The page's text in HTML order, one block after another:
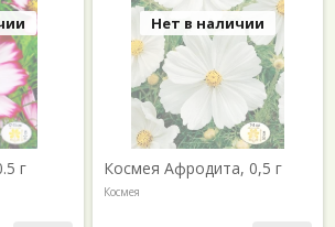
г
Нет в наличии
Космея Афродита, 0,5 г
Космея